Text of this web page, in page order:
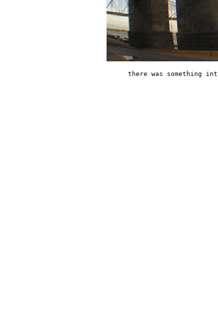
there was something